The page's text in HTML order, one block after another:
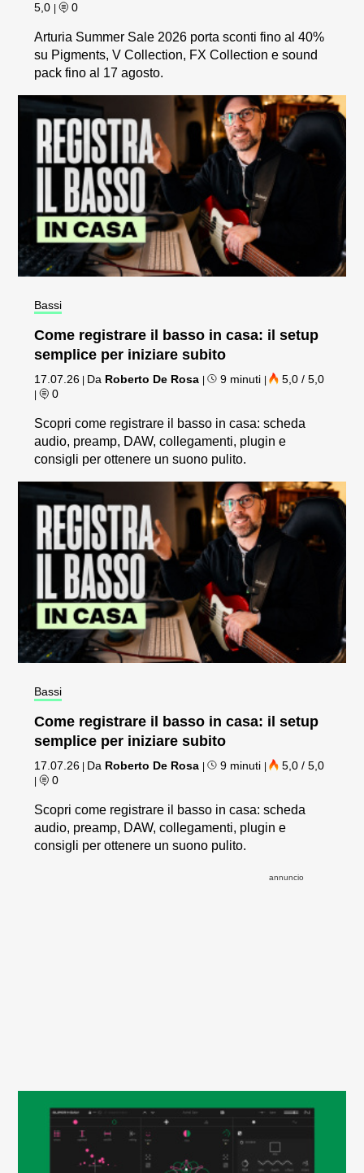
5,0 | 0
Arturia Summer Sale 2026 porta sconti fino al 40%
su Pigments, V Collection, FX Collection e sound
pack fino al 17 agosto.
Bassi
Come registrare il basso in casa: il setup
semplice per iniziare subito
17.07.26 Da Roberto De Rosa | 9 minuti | 5,0 / 5,0
| 0
Scopri come registrare il basso in casa: scheda
audio, preamp, DAW, collegamenti, plugin e
consigli per ottenere un suono pulito.
Bassi
Come registrare il basso in casa: il setup
semplice per iniziare subito
17.07.26 Da Roberto De Rosa | 9 minuti | 5,0 / 5,0
| 0
Scopri come registrare il basso in casa: scheda
audio, preamp, DAW, collegamenti, plugin e
consigli per ottenere un suono pulito.
annuncio